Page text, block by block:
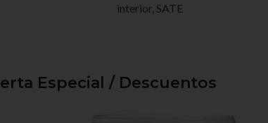
interior SATE
Especial / Descuentos